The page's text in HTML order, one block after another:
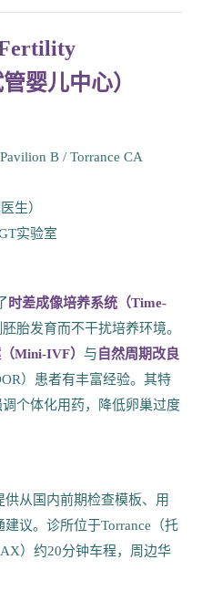
婴儿中心）
B / Torrance CA
生）
实验室
时差成像培养系统（Time-
胎发育而不干扰培养环境。
Mini-IVF）与 自然周期改良
）患者有丰富经验。其特
个体化用药，降低卵巢过度
从国内前期检查模板、用
议。诊所位于Torrance（托
）约20分钟车程，周边华